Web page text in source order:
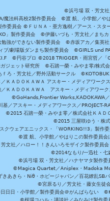
©浜弓場 双・芳文社
魔法科高校2製作委員会 ©渡 航、小学館／や
委員会 ©ＦＵＮＡ・亜方逸樹／アース・ス
」製作委員会 ©伊藤いづも・芳文社／まち
勉強ができない製作委員会 ©赤坂アカ／集英
ブ/劇場版ダンまち製作委員会 ©GIRLS und
©円谷プロ ©2018 TRIGGER・雨宮哲／
ジェット研究所 ©石踏一榮・みやま零/株式
ろ・芳文社／野外活動サークル
ＫＡＤＯＫＡＷＡ アスキー・メディアワー
ＫＡＤＯＫＡＷＡ アスキー・メディアワ
©GoHands,Frontier Works,KADOKAWA
基／アスキー・メディアワークス／
©2015 石踏一榮・みやま零／株式会社ＫＡＤ
©2015 三屋咲ゆう・株
クウェアエニックス・「WORKING!!3」製作
©渡 航、小学館／やはりこの製作委員
文社／ハロー！！きんいろモザイク製作委員
©2014なもり/一迅社・
©浜弓場 双・芳文社／ハナヤマタ製作
©Magica Quartet／Aniplex・Madoka
あきら・Niθ・ホビージャパン／百花繚乱
©宮原るり／芳文社・藤女生徒
日日・小学館／製作委員会＠がんばらない
©桜場コハル・講談社／みなみけ製作